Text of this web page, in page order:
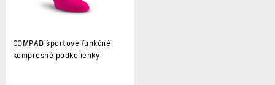
COMPAD športové funkčné
kompresné podkolienky